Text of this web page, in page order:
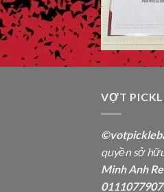
VỢT
quyền sở
Minh Anh
0111077907